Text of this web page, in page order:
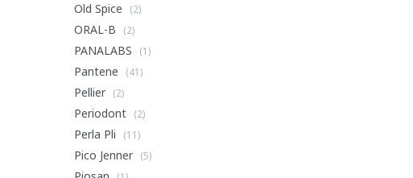
Old Spice (2)
ORAL-B (2)
PANALABS (1)
Pantene (41)
Pellier (2)
Periodont (2)
Perla Pli (11)
Pico Jenner (5)